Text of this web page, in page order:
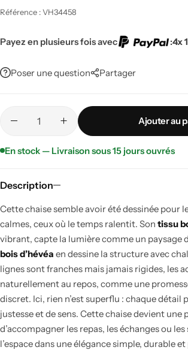
Référence : VH34458
Payez en plusieurs fois avec :4x
Poser une question Partager
Ajouter au
En stock — Livraison sous 15 jours ouvrés
Description
Cette chaise semble avoir été dessinée pour
calmes, ceux où le temps ralentit. Son tissu
vibrant, capte la lumière comme un paysage
bois d’hévéa en dessine la structure avec
lignes sont franches mais jamais rigides, les
naturellement au repos, comme une
discret. Ici, rien n’est superflu : chaque détail
justesse et de sens. Cette chaise devient une
d’accompagner les repas, les échanges ou
l’espace dans une élégance simple, durable